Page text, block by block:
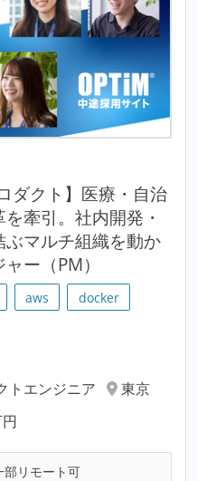
ダクト】医療・自治
牽引。社内開発・
マルチ組織を動か
ー（PM）
aws
docker
トエンジニア
東京
部リモート可